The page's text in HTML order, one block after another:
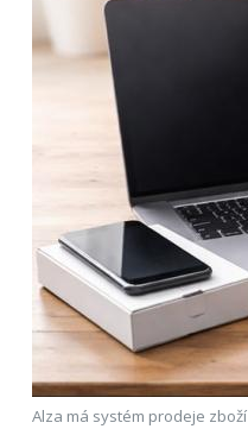
Alza má systém prodeje